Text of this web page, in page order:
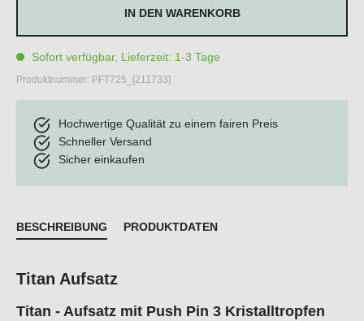
IN DEN WARENKORB
Sofort verfügbar, Lieferzeit: 1-3 Tage
Produktnummer: PFT725_[211733]
Hochwertige Qualität zu einem fairen Preis
Schneller Versand
Sicher einkaufen
BESCHREIBUNG PRODUKTDATEN
Titan Aufsatz
Titan - Aufsatz mit Push Pin 3 Kristalltropfen